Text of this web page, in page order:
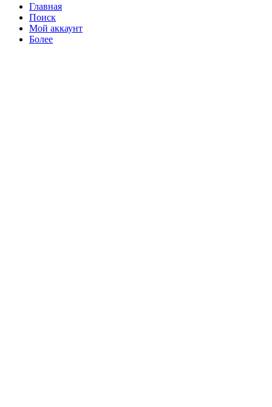
Главная
Поиск
Мой аккаунт
Более